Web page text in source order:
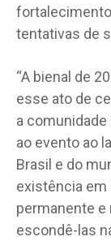
fortalecimento
tentativas de
“A bienal de
esse ato de
a comunidade
ao evento ao
Brasil e do
existência em
permanente e
escondê-las